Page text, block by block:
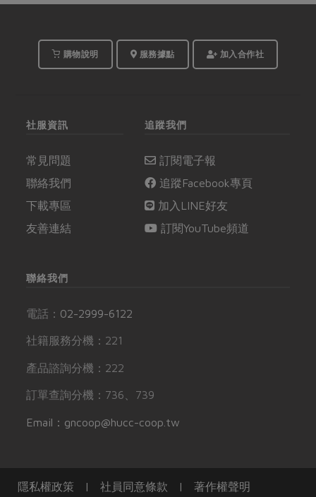
購物說明 服務據點 加入合作社
社服資訊
常見問題
聯絡我們
下載專區
友善連結
追蹤我們
訂閱電子報
追蹤Facebook專頁
加入LINE好友
訂閱YouTube頻道
聯絡我們
電話： 02-2999-6122
社籍服務分機：221
產品諮詢分機：222
訂單查詢分機：736、739
Email：gncoop@hucc-coop.tw
隱私權政策 | 社員同意條款 | 著作權聲明